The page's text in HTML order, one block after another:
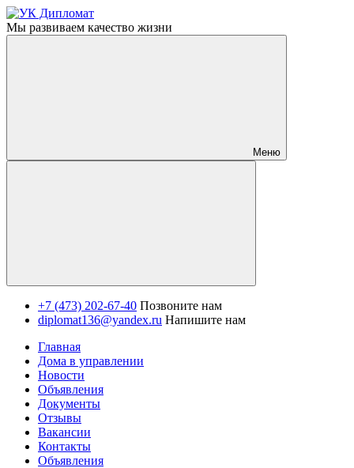
Мы развиваем качество жизни
Меню
+7 (473) 202-67-40 Позвоните нам
diplomat136@yandex.ru Напишите нам
Главная
Дома в управлении
Новости
Объявления
Документы
Отзывы
Вакансии
Контакты
Объявления